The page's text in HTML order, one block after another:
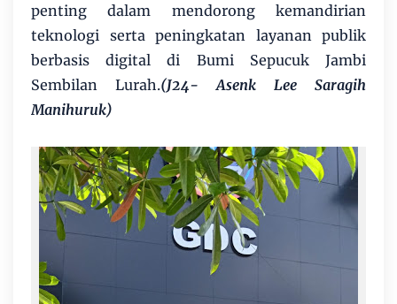
penting dalam mendorong kemandirian
teknologi serta peningkatan layanan publik
berbasis digital di Bumi Sepucuk Jambi
Sembilan Lurah.(J24- Asenk Lee Saragih
Manihuruk)